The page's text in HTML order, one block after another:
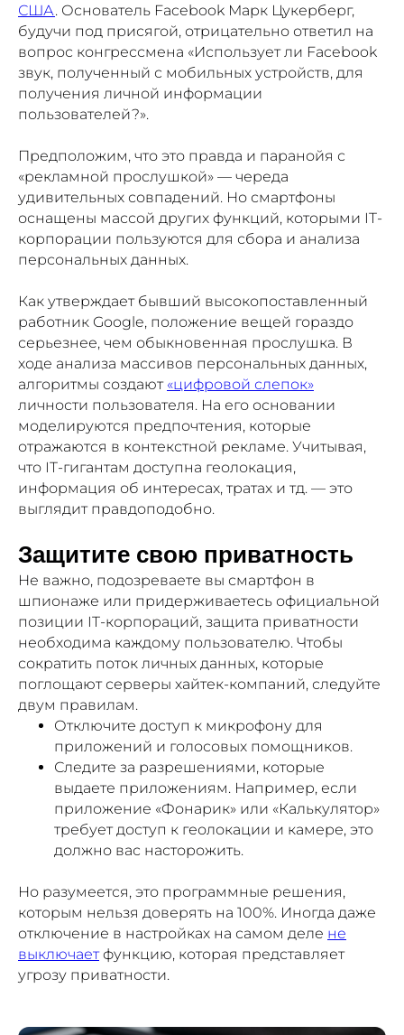
США. Основатель Facebook Марк Цукерберг,
будучи под присягой, отрицательно ответил на
вопрос конгрессмена «Использует ли Facebook
звук, полученный с мобильных устройств, для
получения личной информации
пользователей?».
Предположим, что это правда и паранойя с
«рекламной прослушкой» — череда
удивительных совпадений. Но смартфоны
оснащены массой других функций, которыми IT-
корпорации пользуются для сбора и анализа
персональных данных.
Как утверждает бывший высокопоставленный
работник Google, положение вещей гораздо
серьезнее, чем обыкновенная прослушка. В
ходе анализа массивов персональных данных,
алгоритмы создают «цифровой слепок»
личности пользователя. На его основании
моделируются предпочтения, которые
отражаются в контекстной рекламе. Учитывая,
что IT-гигантам доступна геолокация,
информация об интересах, тратах и тд. — это
выглядит правдоподобно.
Защитите свою приватность
Не важно, подозреваете вы смартфон в
шпионаже или придерживаетесь официальной
позиции IT-корпораций, защита приватности
необходима каждому пользователю. Чтобы
сократить поток личных данных, которые
поглощают серверы хайтек-компаний, следуйте
двум правилам.
Отключите доступ к микрофону для
приложений и голосовых помощников.
Следите за разрешениями, которые
выдаете приложениям. Например, если
приложение «Фонарик» или «Калькулятор»
требует доступ к геолокации и камере, это
должно вас насторожить.
Но разумеется, это программные решения,
которым нельзя доверять на 100%. Иногда даже
отключение в настройках на самом деле не
выключаетфункцию, которая представляет
угрозу приватности.